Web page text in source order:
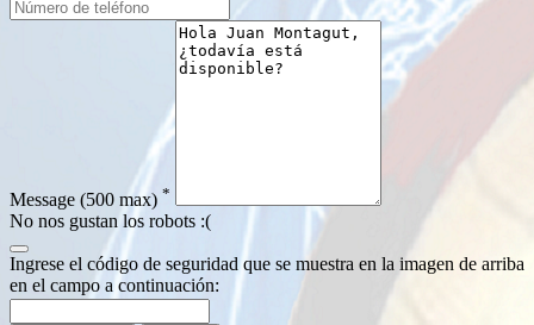
Message (500 max) *
No nos gustan los robots :(
Ingrese el código de seguridad que se muestra en la imagen de arriba
en el campo a continuación: